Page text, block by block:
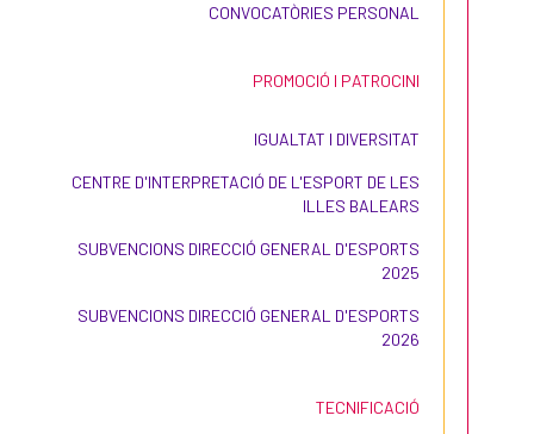
CONVOCATÒRIES PERSONAL
PROMOCIÓ I PATROCINI
IGUALTAT I DIVERSITAT
CENTRE D'INTERPRETACIÓ DE L'ESPORT DE LES
ILLES BALEARS
SUBVENCIONS DIRECCIÓ GENERAL D'ESPORTS
2025
SUBVENCIONS DIRECCIÓ GENERAL D'ESPORTS
2026
TECNIFICACIÓ